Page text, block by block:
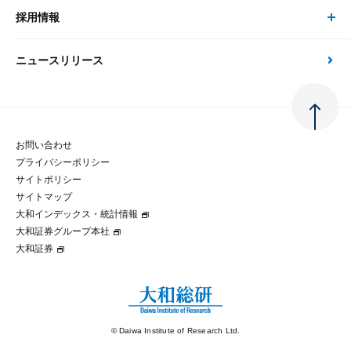
大和総研の強み
先端テクノロジーに基づく新たな価値の創出
政策分析
金融経済教育等
コラム
大和インデックス・統計情報
次世代社会への貢献
マルチステークホルダー方針
パートナーシップ構築宣言
会社情報 トップ
会社概要・役員一覧
大和総研の歩み
グループ会社
採用情報
採用情報 トップ
経験者採用
ニュースリリース
お問い合わせ
プライバシーポリシー
サイトポリシー
サイトマップ
大和インデックス・統計情報
大和証券グループ本社
大和証券
© Daiwa Institute of Research Ltd.